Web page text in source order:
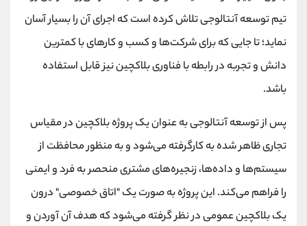
تیم توسعه آنتالوجی تلاش کرده است که اجرای آن را بسیار آسان
نماید؛ تا جایی که برای شرکت‌ها و کسب و کارهای با کمترین
دانش و تجربه در رابطه با فناوری بلاکچین نیز قابل استفاده
باشد.
پس از توسعه آنتالوجی به عنوان یک پروژه بلاکچین در مقیاس
تجاری ظاهر شده به کارگرفته می‌شود و به منظور محافظت از
سیستم‌ها و داده‌ها، زنجیره‌های مشتری منحصر به فرد و ایمنی
را فراهم می‌کند. این پروژه به صورت یک "اتاق خصوصی" درون
یک بلاکچین عمومی در نظر گرفته می‌شود که هدف آن آوردن و